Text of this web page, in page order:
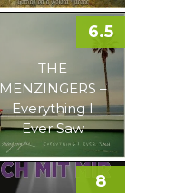
THE
MENZINGERS –
Everything I
Ever Saw
6.5
8